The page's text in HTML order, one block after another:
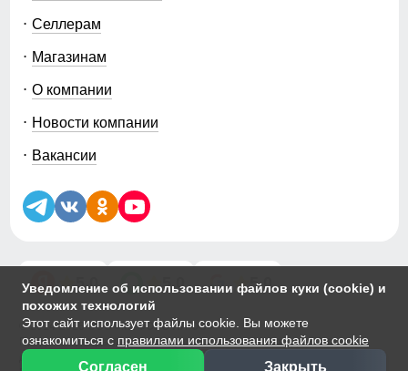
Уведомление об использовании файлов куки (cookie) и
похожих технологий
Этот сайт использует файлы cookie. Вы можете
ознакомиться с правилами использования файлов cookie
Согласен Закрыть
Селлерам
Магазинам
О компании
Новости компании
Вакансии
5.0 5.0 5.0
© 2014-2026 ООО «МТФОРС ПЛЮС»
Продажа одежды мелким и крупным оптом в Москве, ул. Чагинская,
д.3Б, стр.1